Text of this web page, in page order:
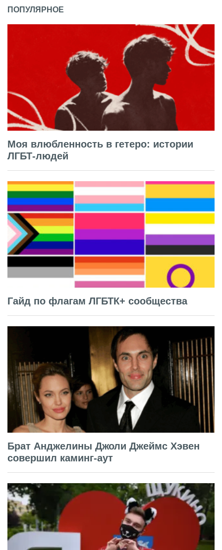
ПОПУЛЯРНОЕ
Моя влюбленность в гетеро: истории
ЛГБТ-людей
Гайд по флагам ЛГБТК+ сообщества
Брат Анджелины Джоли Джеймс Хэвен
совершил каминг-аут